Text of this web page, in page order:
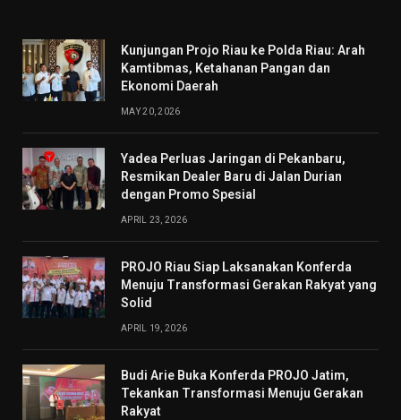
Kunjungan Projo Riau ke Polda Riau: Arah
Kamtibmas, Ketahanan Pangan dan
Ekonomi Daerah
MAY 20, 2026
Yadea Perluas Jaringan di Pekanbaru,
Resmikan Dealer Baru di Jalan Durian
dengan Promo Spesial
APRIL 23, 2026
PROJO Riau Siap Laksanakan Konferda
Menuju Transformasi Gerakan Rakyat yang
Solid
APRIL 19, 2026
Budi Arie Buka Konferda PROJO Jatim,
Tekankan Transformasi Menuju Gerakan
Rakyat